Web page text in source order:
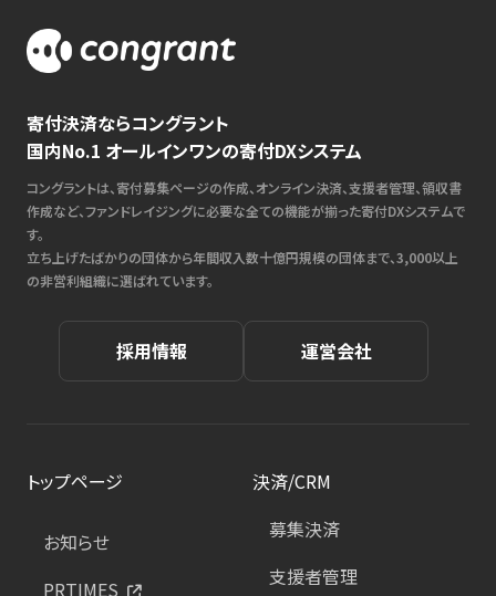
寄付決済ならコングラント
国内No.1 オールインワンの寄付DXシステム
コングラントは、寄付募集ページの作成、オンライン決済、支援者管理、領収書
作成など、ファンドレイジングに必要な全ての機能が揃った寄付DXシステムで
す。
立ち上げたばかりの団体から年間収入数十億円規模の団体まで、3,000以上
の非営利組織に選ばれています。
採用情報 運営会社
トップページ
お知らせ
PRTIMES
決済/CRM
募集決済
支援者管理